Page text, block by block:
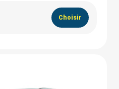
Choisir